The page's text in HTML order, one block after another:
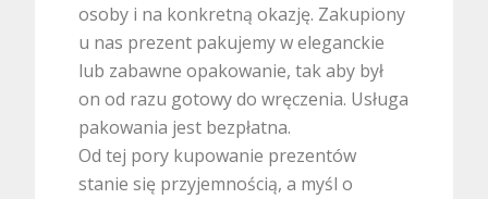
osoby i na konkretną okazję. Zakupiony
u nas prezent pakujemy w eleganckie
lub zabawne opakowanie, tak aby był
on od razu gotowy do wręczenia. Usługa
pakowania jest bezpłatna.
Od tej pory kupowanie prezentów
stanie się przyjemnością, a myśl o